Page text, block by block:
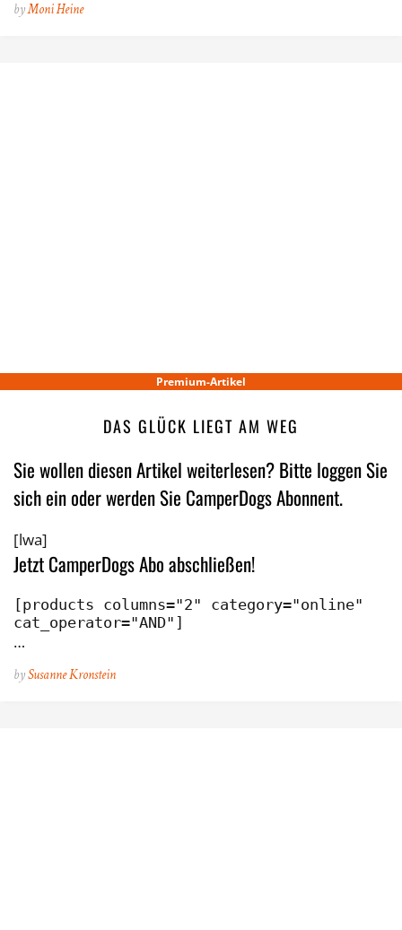
byMoni Heine
Premium-Artikel
DAS GLÜCK LIEGT AM WEG
Sie wollen diesen Artikel weiterlesen? Bitte loggen Sie
sich ein oder werden Sie CamperDogs Abonnent.
[lwa]
Jetzt CamperDogs Abo abschließen!
[products columns="2" category="online"
cat_operator="AND"]
…
bySusanne Kronstein